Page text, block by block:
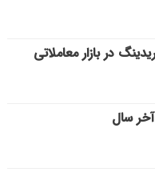
در بازار معاملاتی
سال